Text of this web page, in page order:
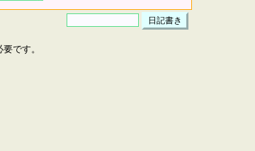
です。